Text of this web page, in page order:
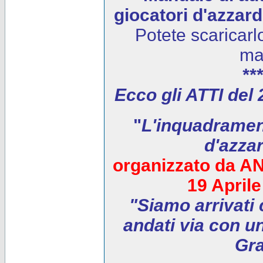
giocatori
Potete
Ecco gli ATTI del
"
organizzato da
19
"Siamo arrivati
andati via con